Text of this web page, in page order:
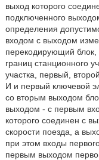
выход которого
подключенного
определения
входом с выходом
перекодирующий блок,
границ станционного
участка, первый,
И и первый ключевой
со вторым выходом
выходом - с первым
которого соединен с
скорости поезда, а
при этом входы
первым выходом